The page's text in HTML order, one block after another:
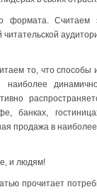
формата. Считаем
то, что способы
банках,
продажа в
и людям!
прочитает